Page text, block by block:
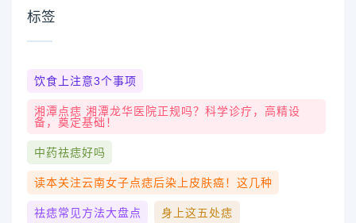
标签
饮食上注意3个事项
湘潭点痣 湘潭龙华医院正规吗？科学诊疗，高精设
备，奠定基础！
中药祛痣好吗
读本关注云南女子点痣后染上皮肤癌！这几种
祛痣常见方法大盘点 身上这五处痣